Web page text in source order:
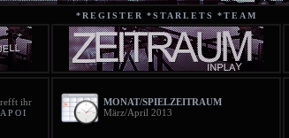
*REGISTER *STARLETS *TEAM
ihr
MONAT/SPIELZEITRAUM
März/April 2013